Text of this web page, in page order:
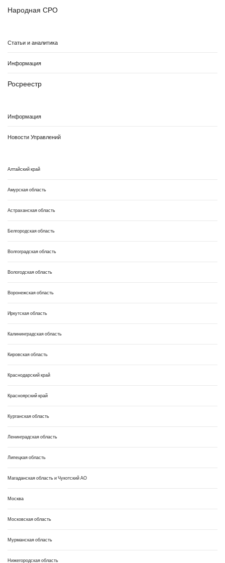
Народная СРО
Статьи и аналитика
Информация
Росреестр
Информация
Новости Управлений
Алтайский край
Амурская область
Астраханская область
Белгородская область
Волгоградская область
Вологодская область
Воронежская область
Иркутская область
Калининградская область
Кировская область
Краснодарский край
Красноярский край
Курганская область
Ленинградская область
Липецкая область
Магаданская область и Чукотский АО
Москва
Московская область
Мурманская область
Нижегородская область